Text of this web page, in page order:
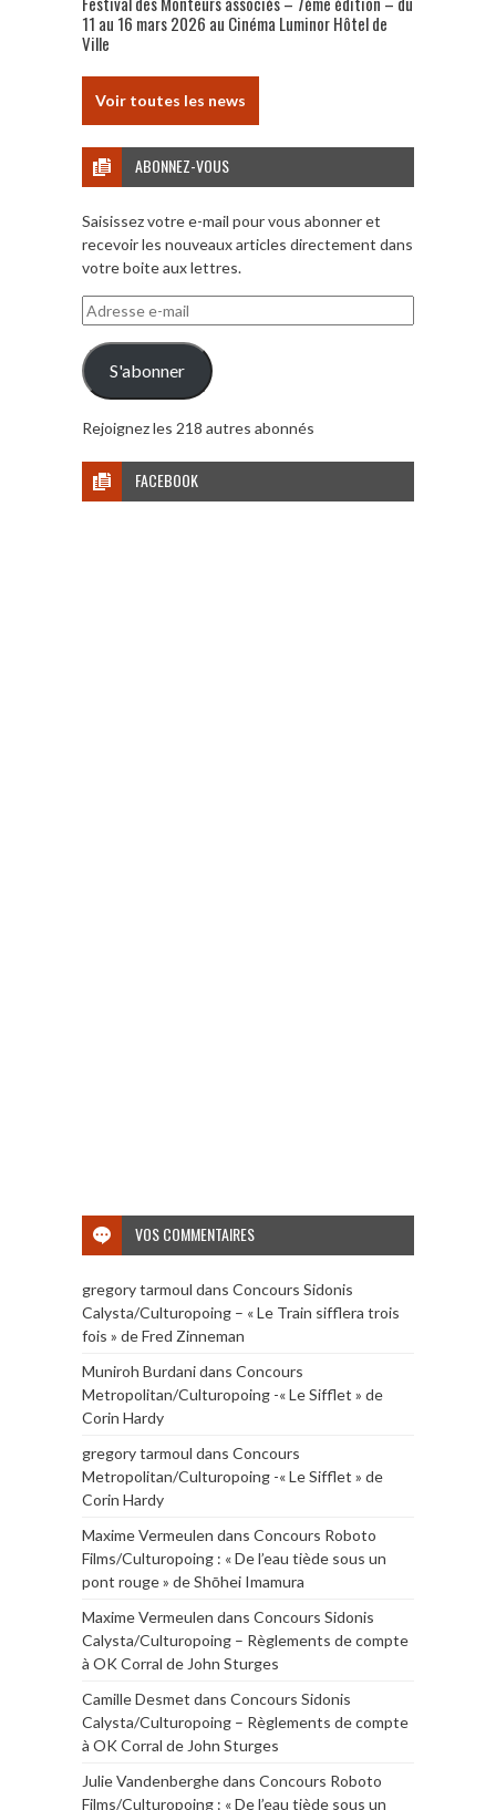
11 au 16 mars 2026 au Cinéma Luminor Hôtel de
Ville
Voir toutes les news
ABONNEZ-VOUS
Saisissez votre e-mail pour vous abonner et
recevoir les nouveaux articles directement dans
votre boite aux lettres.
Adresse
e-
mail
S'abonner
Rejoignez les 218 autres abonnés
FACEBOOK
VOS COMMENTAIRES
gregory tarmoul dans Concours Sidonis
Calysta/Culturopoing – « Le Train sifflera trois
fois » de Fred Zinneman
Muniroh Burdanidans Concours
Metropolitan/Culturopoing -« Le Sifflet » de
Corin Hardy
gregory tarmoul dans Concours
Metropolitan/Culturopoing -« Le Sifflet » de
Corin Hardy
Maxime Vermeulen dans Concours Roboto
Films/Culturopoing : « De l’eau tiède sous un
pont rouge » de Shōhei Imamura
Maxime Vermeulen dans Concours Sidonis
Calysta/Culturopoing – Règlements de compte
à OK Corral de John Sturges
Camille Desmet dans Concours Sidonis
Calysta/Culturopoing – Règlements de compte
à OK Corral de John Sturges
Julie Vandenberghedans Concours Roboto
Films/Culturopoing : « De l’eau tiède sous un